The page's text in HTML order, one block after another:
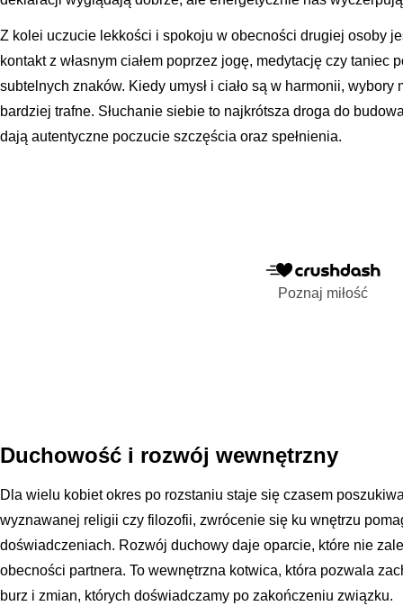
Z kolei uczucie lekkości i spokoju w obecności drugiej osoby
kontakt z własnym ciałem poprzez jogę, medytację czy taniec
subtelnych znaków. Kiedy umysł i ciało są w harmonii,
bardziej trafne. Słuchanie siebie to najkrótsza droga do
dają autentyczne poczucie szczęścia oraz spełnienia.
Poznaj miłość
Duchowość i rozwój wewnętrzny
Dla wielu kobiet okres po rozstaniu staje się czasem
wyznawanej religii czy filozofii, zwrócenie się ku wnętrzu
doświadczeniach. Rozwój duchowy daje oparcie, które nie
obecności partnera. To wewnętrzna kotwica, która pozwala
burz i zmian, których doświadczamy po zakończeniu związku.